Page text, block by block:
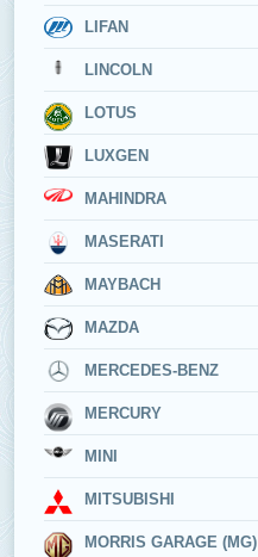
LIFAN
LINCOLN
LOTUS
LUXGEN
MAHINDRA
MASERATI
MAYBACH
MAZDA
MERCEDES-BENZ
MERCURY
MINI
MITSUBISHI
MORRIS GARAGE (MG)